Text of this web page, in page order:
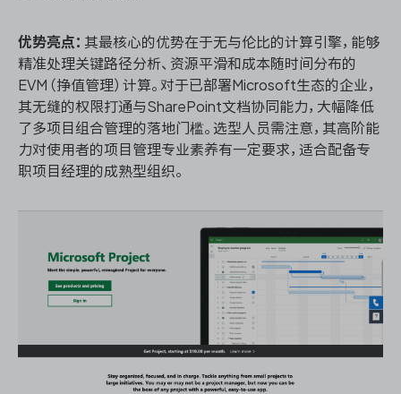
优势亮点： 其最核心的优势在于无与伦比的计算引擎，能够
精准处理关键路径分析、资源平滑和成本随时间分布的
EVM（挣值管理）计算。对于已部署Microsoft生态的企业，
其无缝的权限打通与SharePoint文档协同能力，大幅降低
了多项目组合管理的落地门槛。选型人员需注意，其高阶能
力对使用者的项目管理专业素养有一定要求，适合配备专
职项目经理的成熟型组织。